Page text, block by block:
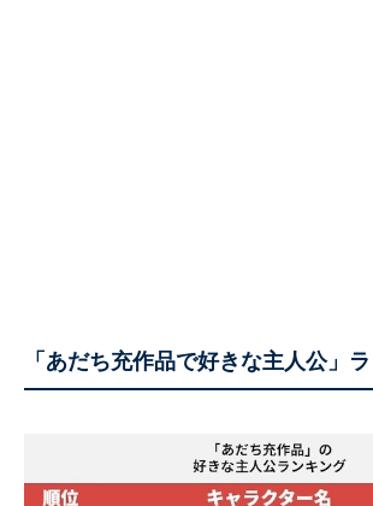
「あだち充作品で好きな主人公」